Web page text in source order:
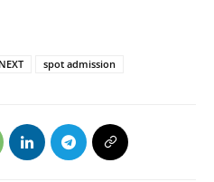
spot admission